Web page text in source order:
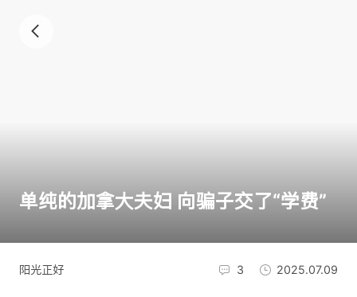
单纯的加拿大夫妇 向骗子交了“学费”
阳光正好 3 2025.07.09